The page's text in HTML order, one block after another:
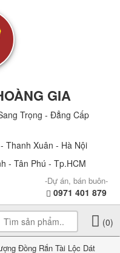
GIA
Trọng - Đẳng Cấp
Thanh Xuân - Hà Nội
- Tân Phú - Tp.HCM
-Dự án, bán buôn-
0971 401 879
(0)
Đồng Rắn Tài Lộc Dát